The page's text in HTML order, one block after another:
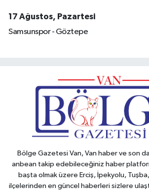
17 Ağustos, Pazartesi
Samsunspor - Göztepe
Bölge Gazetesi Van, Van haber ve son
anbean takip edebileceğiniz haber
başta olmak üzere Erciş, İpekyolu,
ilçelerinden en güncel haberleri sizlere